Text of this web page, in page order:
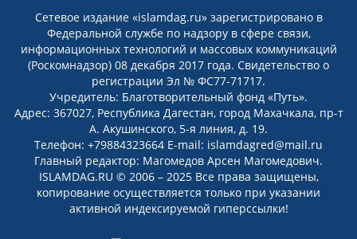
Сетевое издание «islamdag.ru» зарегистрировано в
Федеральной службе по надзору в сфере связи,
информационных технологий и массовых коммуникаций
(Роскомнадзор) 08 декабря 2017 года. Свидетельство о
регистрации Эл № ФС77-71717.
Учредитель: Благотворительный фонд «Путь».
Адрес: 367027, Республика Дагестан, город Махачкала, пр-т
А. Акушинского, 5-я линия, д. 19.
Телефон: +79884323664 E-mail: islamdagred@mail.ru
Главный редактор: Магомедов Арсен Магомедович.
ISLAMDAG.RU © 2006 – 2025 Все права защищены,
копирование осуществляется только при указании
активной индексируемой гиперссылки!